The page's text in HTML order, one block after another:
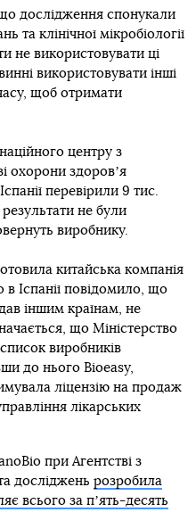
дослідження спонукали
та клінічної мікробіології
не використовувати ці
використовувати інші
щоб отримати
центру з
охорони здоровʼя
перевірили 9 тис.
результати не були
виробнику.
китайська компанія
в Іспанії повідомило, що
іншим країнам, не
що Міністерство
виробників
до нього Bioeasy,
ліцензію на продаж
лікарських
при Агентстві з
досліджень розробила
всього за пʼять-десять